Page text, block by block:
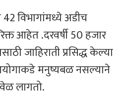
42 विभागांमध्ये अडीच
आहेत .दरवर्षी 50 हजार
जाहिराती प्रसिद्ध केल्या
मनुष्यबळ नसल्याने
लागतो.